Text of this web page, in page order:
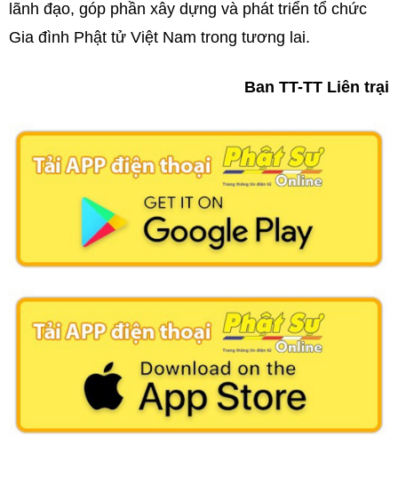
lãnh đạo, góp phần xây dựng và phát triển tổ chức
Gia đình Phật tử Việt Nam trong tương lai.
Ban TT-TT Liên trại